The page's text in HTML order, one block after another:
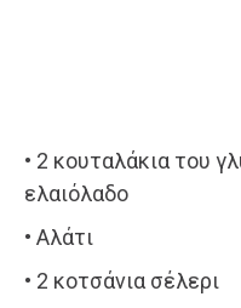
• 2 κουταλάκια του
ελαιόλαδο
• Αλάτι
• 2 κοτσάνια σέλερι